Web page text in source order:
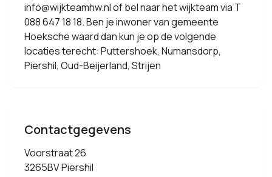
info@wijkteamhw.nl of bel naar het wijkteam via T
088 647 18 18. Ben je inwoner van gemeente
Hoeksche waard dan kun je op de volgende
locaties terecht: Puttershoek, Numansdorp,
Piershil, Oud-Beijerland, Strijen
Contactgegevens
Voorstraat 26
3265BV Piershil